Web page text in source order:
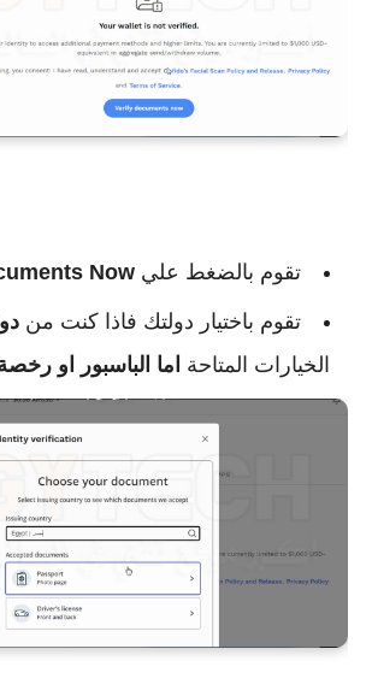
تقوم بالضغط علي Now
تقوم باختيار دولتك فاذا كنت من
الخيارات المتاحة
اما الباسبور او